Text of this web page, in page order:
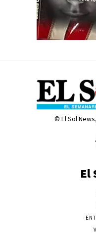
© El Sol
El